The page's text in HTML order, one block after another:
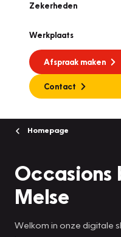
Zekerheden
Werkplaats
Afspraak maken
Contact
Homepage
Occasions
Melse
Welkom in onze digitale